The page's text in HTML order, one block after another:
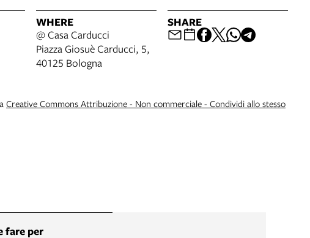
WHERE
@ Casa Carducci
Piazza Giosuè Carducci, 5,
40125 Bologna
SHARE
Creative Commons Attribuzione - Non commerciale - Condividi allo stesso
fare per